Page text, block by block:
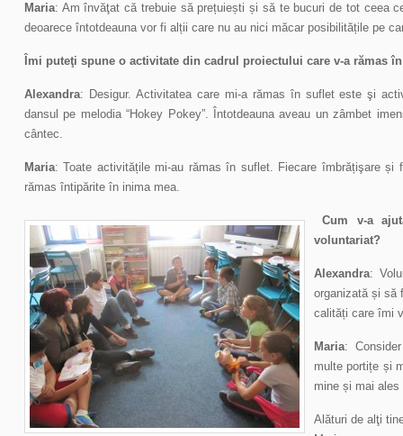
Maria: Am învăţat că trebuie să prețuiești și să te bucuri de tot ceea
deoarece întotdeauna vor fi alții care nu au nici măcar posibilitățile pe
Îmi puteţi spune o activitate din cadrul proiectului care v-a rămas
Alexandra: Desigur. Activitatea care mi-a rămas în suflet este şi
dansul pe melodia “Hokey Pokey”. Întotdeauna aveau un zâmbet
cântec.
Maria: Toate activitățile mi-au rămas în suflet. Fiecare îmbrățişare și
rămas întipărite în inima mea.
Cum v-a
voluntariat?
Alexandra:
organizată și să
calități care îmi
Maria:
multe portițe și
mine și mai ales
Alături de alţi